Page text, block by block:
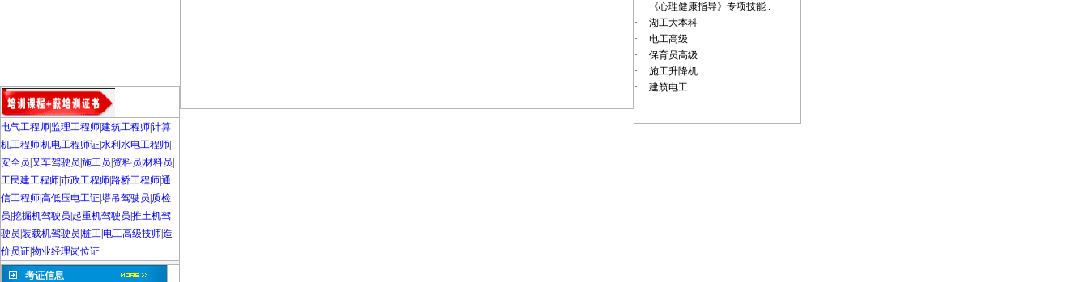
电气工程师 监理工程师建筑工程师计算
机工程师机电工程师证水利水电工程师
安全员 叉车驾驶员 施工员 资料员 材料员
工民建工程师市政工程师路桥工程师通
信工程师高低压电工证塔吊驾驶员 质检
员 挖掘机驾驶员|起重机驾驶员 推土机驾
驶员 装载机驾驶员 桩工电工高级技师造
价员证物业经理岗位证
考证信息
·
《心理健康指导》专项技能..
·
湖工大本科
·
电工高级
·
保育员高级
·
施工升降机
·
建筑电工